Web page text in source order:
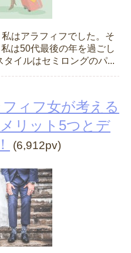
はアラフィフでした。そ
は50代最後の年を過ごし
イルはセミロングのパ...
ィフ女が考える
メリット5つとデ
(6,912pv)